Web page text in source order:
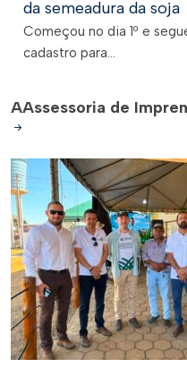
da semeadura da soja
Começou no dia 1º e
cadastro para...
AAssessoria de